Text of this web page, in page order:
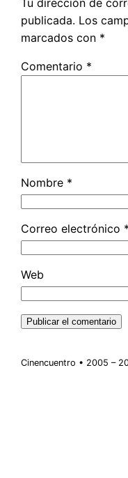
Tu dirección de
publicada. Los
marcados con *
Comentario *
Nombre *
Correo electrónico *
Web
Cinencuentro • 2005 –